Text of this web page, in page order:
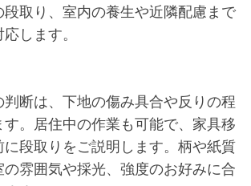
取り、室内の養生や近隣配慮まで
します。
断は、下地の傷み具合や反りの程
す。居住中の作業も可能で、家具移
段取りをご説明します。柄や紙質
雰囲気や採光、強度のお好みに合